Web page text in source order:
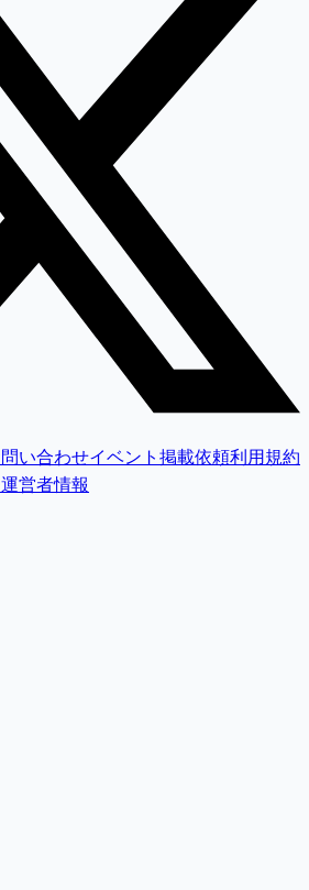
い合わせイベント掲載依頼利用規約
運営者情報